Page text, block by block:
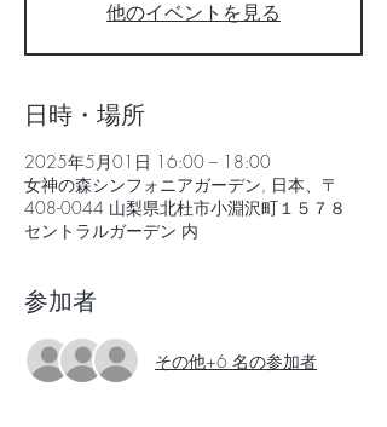
他のイベントを見る
日時・場所
2025年5月01日 16:00 – 18:00
女神の森シンフォニアガーデン, 日本、〒
408-0044 山梨県北杜市小淵沢町１５７８
セントラルガーデン 内
参加者
その他+6 名の参加者